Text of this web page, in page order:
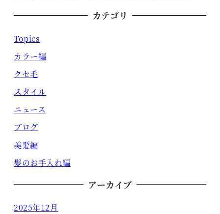
カテゴリ
Topics
カラー編
クセ毛
スタイル
ニュース
ブログ
美髪編
髪のお手入れ編
アーカイブ
2025年12月